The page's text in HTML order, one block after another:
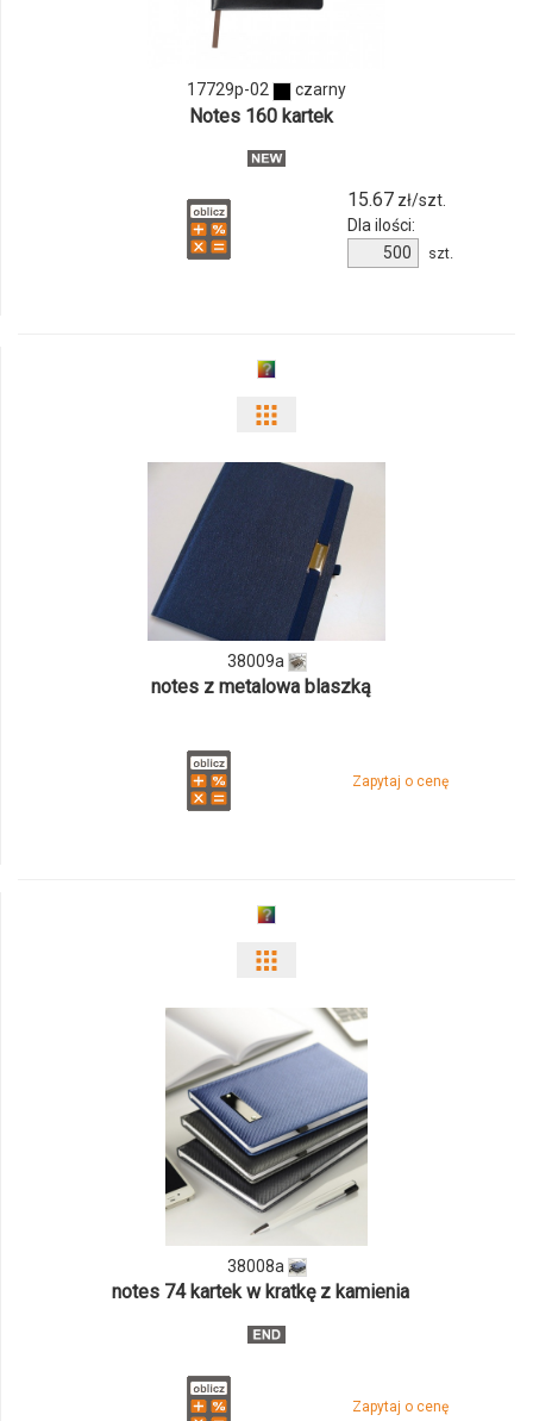
17729p-02 czarny
Notes 160 kartek
15.67zł/szt.
Dla ilości:
produktu
szt.
odmiany
ilości
produktu
38009a
38009a
notes z metalowa blaszką
Zapytaj o cenę
odmiany
i
ilości
produktu
38008a
38008a
notes 74 kartek w kratkę z kamienia
Zapytaj o cenę